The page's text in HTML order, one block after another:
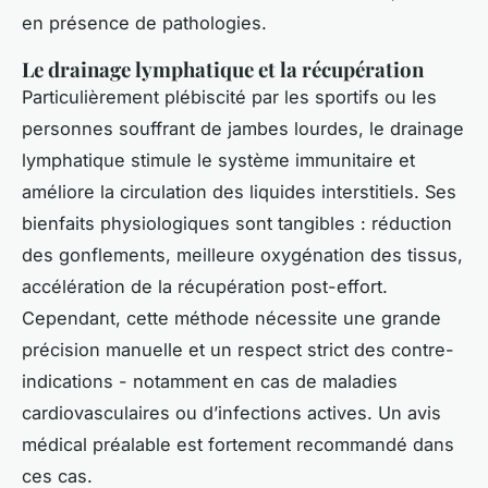
en présence de pathologies.
Le drainage lymphatique et la récupération
Particulièrement plébiscité par les sportifs ou les
personnes souffrant de jambes lourdes, le drainage
lymphatique stimule le système immunitaire et
améliore la circulation des liquides interstitiels. Ses
bienfaits physiologiques sont tangibles : réduction
des gonflements, meilleure oxygénation des tissus,
accélération de la récupération post-effort.
Cependant, cette méthode nécessite une grande
précision manuelle et un respect strict des contre-
indications - notamment en cas de maladies
cardiovasculaires ou d’infections actives. Un avis
médical préalable est fortement recommandé dans
ces cas.